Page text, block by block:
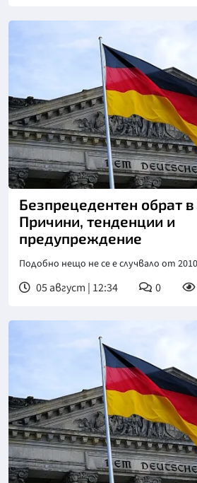
Безпрецедентен обрат
Причини, тенденции и
предупреждение
Подобно нещо не се е случвало от
05 август | 12:34 0